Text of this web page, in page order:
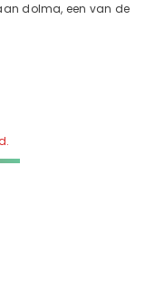
dolma, een van de